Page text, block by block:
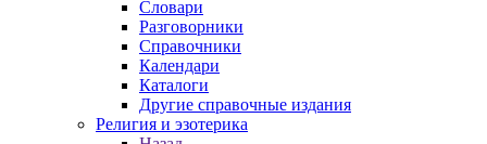
Словари
Разговорники
Справочники
Календари
Каталоги
Другие справочные издания
Религия и эзотерика